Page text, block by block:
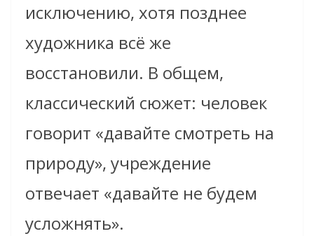
исключению, хотя позднее
художника всё же
восстановили. В общем,
классический сюжет: человек
говорит «давайте смотреть на
природу», учреждение
отвечает «давайте не будем
усложнять».